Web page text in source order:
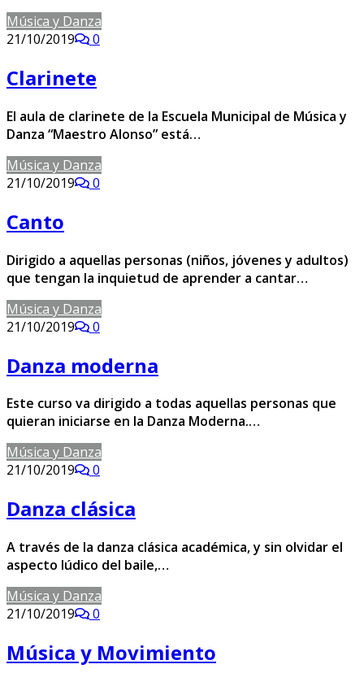
Música y Danza
21/10/2019
0
Clarinete
El aula de clarinete de la Escuela Municipal de Música y
Danza “Maestro Alonso” está…
Música y Danza
21/10/2019
0
Canto
Dirigido a aquellas personas (niños, jóvenes y adultos)
que tengan la inquietud de aprender a cantar…
Música y Danza
21/10/2019
0
Danza moderna
Este curso va dirigido a todas aquellas personas que
quieran iniciarse en la Danza Moderna.…
Música y Danza
21/10/2019
0
Danza clásica
A través de la danza clásica académica, y sin olvidar el
aspecto lúdico del baile,…
Música y Danza
21/10/2019
0
Música y Movimiento